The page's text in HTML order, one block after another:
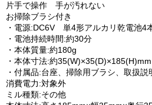
片手で操作 手が汚れない
お掃除ブラシ付き
・電源:DC6V 単4形アルカリ乾電池4
・電池持続時間:約30分
・本体質量:約180g
・本体寸法:約35(W)×35(D)×185(H)mm
・付属品:台座、掃除用ブラシ、取扱説
消費電力:対象外
ミル種類:その他